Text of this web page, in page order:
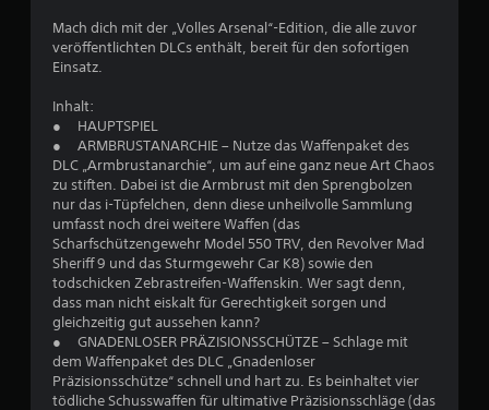
e
r
t
u
n
g
:
Mach dich mit der „Volles Arsenal“-Edition, die alle zuvor
veröffentlichten DLCs enthält, bereit für den sofortigen
Einsatz.
Inhalt:
● HAUPTSPIEL
● ARMBRUSTANARCHIE – Nutze das Waffenpaket des
DLC „Armbrustanarchie“, um auf eine ganz neue Art Chaos
zu stiften. Dabei ist die Armbrust mit den Sprengbolzen
nur das i-Tüpfelchen, denn diese unheilvolle Sammlung
umfasst noch drei weitere Waffen (das
Scharfschützengewehr Model 550 TRV, den Revolver Mad
Sheriff 9 und das Sturmgewehr Car K8) sowie den
todschicken Zebrastreifen-Waffenskin. Wer sagt denn,
dass man nicht eiskalt für Gerechtigkeit sorgen und
gleichzeitig gut aussehen kann?
● GNADENLOSER PRÄZISIONSSCHÜTZE – Schlage mit
dem Waffenpaket des DLC „Gnadenloser
Präzisionsschütze“ schnell und hart zu. Es beinhaltet vier
tödliche Schusswaffen für ultimative Präzisionsschläge (das